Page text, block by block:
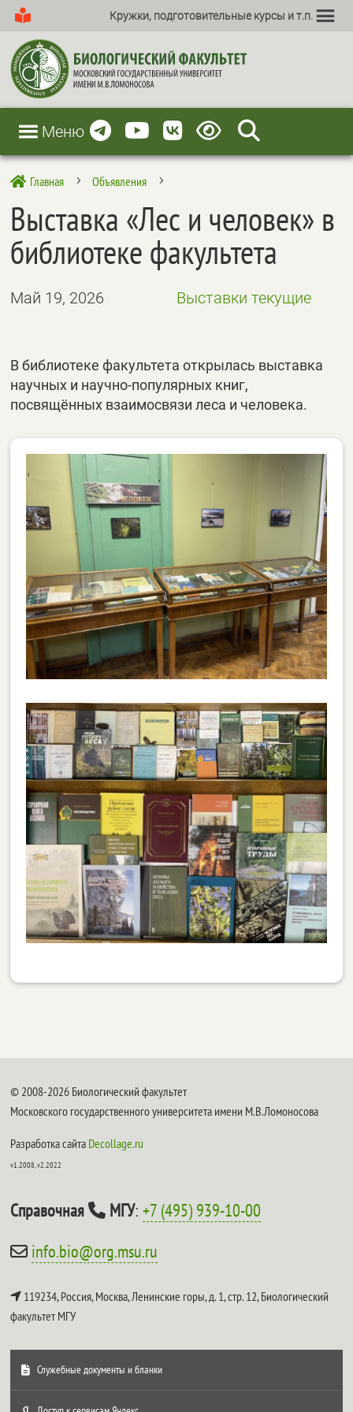
Кружки, подготовительные курсы и т.п.
Меню
 Главная 5 Объявления 5
Выставка «Лес и человек» в
библиотеке факультета
Май 19, 2026 Выставки текущие
В библиотеке факультета открылась выставка
научных и научно-популярных книг,
посвящённых взаимосвязи леса и человека.
© 2008-2026 Биологический факультет
Московского государственного университета имени М.В.Ломоносова
Разработка сайта Decollage.ru
v1.2008, v2.2022
Справочная МГУ:+7 (495) 939-10-00
info.bio@org.msu.ru
119234, Россия, Москва, Ленинские горы, д. 1, стр. 12,Биологический
факультет МГУ
Служебные документы и бланки